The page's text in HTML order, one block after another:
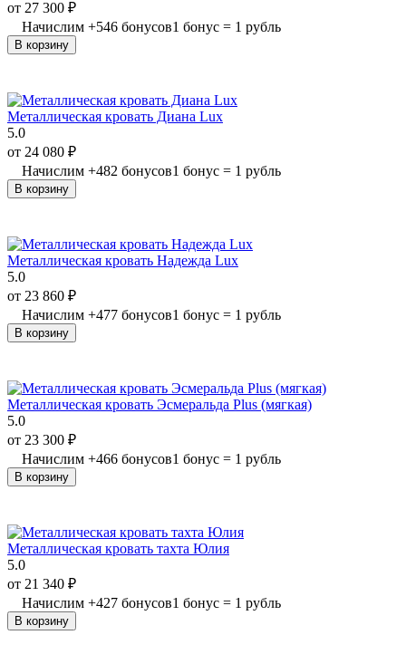
от 27 300 ₽
Начислим +546 бонусов1 бонус = 1 рубль
В корзину
Металлическая кровать Диана Lux
5.0
от 24 080 ₽
Начислим +482 бонусов1 бонус = 1 рубль
В корзину
Металлическая кровать Надежда Lux
5.0
от 23 860 ₽
Начислим +477 бонусов1 бонус = 1 рубль
В корзину
Металлическая кровать Эсмеральда Plus (мягкая)
5.0
от 23 300 ₽
Начислим +466 бонусов1 бонус = 1 рубль
В корзину
Металлическая кровать тахта Юлия
5.0
от 21 340 ₽
Начислим +427 бонусов1 бонус = 1 рубль
В корзину